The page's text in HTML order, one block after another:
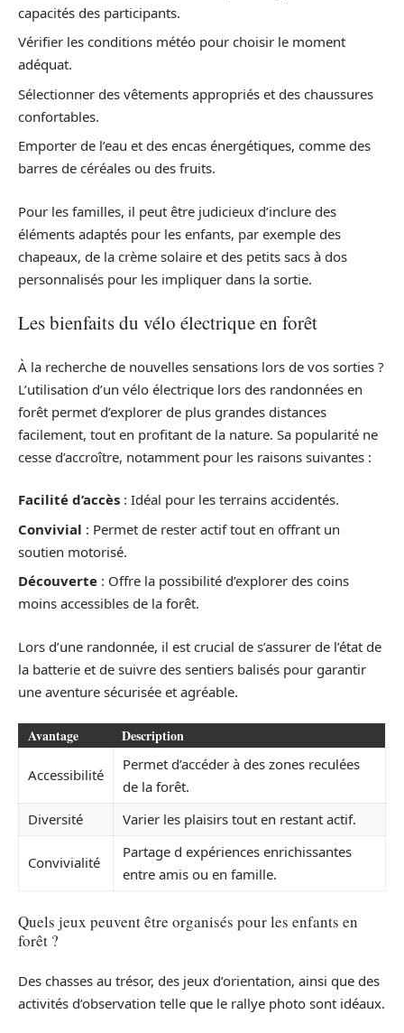
capacités des participants.
Vérifier les conditions météo pour choisir le moment
adéquat.
Sélectionner des vêtements appropriés et des chaussures
confortables.
Emporter de l’eau et des encas énergétiques, comme des
barres de céréales ou des fruits.
Pour les familles, il peut être judicieux d’inclure des
éléments adaptés pour les enfants, par exemple des
chapeaux, de la crème solaire et des petits sacs à dos
personnalisés pour les impliquer dans la sortie.
Les bienfaits du vélo électrique en forêt
À la recherche de nouvelles sensations lors de vos sorties ?
L’utilisation d’un vélo électrique lors des randonnées en
forêt permet d’explorer de plus grandes distances
facilement, tout en profitant de la nature. Sa popularité ne
cesse d’accroître, notamment pour les raisons suivantes :
Facilité d’accès : Idéal pour les terrains accidentés.
Convivial : Permet de rester actif tout en offrant un
soutien motorisé.
Découverte : Offre la possibilité d’explorer des coins
moins accessibles de la forêt.
Lors d’une randonnée, il est crucial de s’assurer de l’état de
la batterie et de suivre des sentiers balisés pour garantir
une aventure sécurisée et agréable.
Avantage Description
Accessibilité
Permet d’accéder à des zones reculées
de la forêt.
Diversité
Varier les plaisirs tout en restant actif.
Convivialité
Partage d expériences enrichissantes
entre amis ou en famille.
Quels jeux peuvent être organisés pour les enfants en
forêt ?
Des chasses au trésor, des jeux d’orientation, ainsi que des
activités d’observation telle que le rallye photo sont idéaux.